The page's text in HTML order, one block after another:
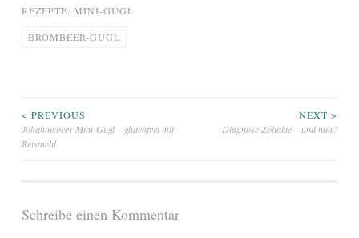
REZEPTE MINI-GUGL
BROMBEER-GUGL
Beitragsnavigation
< PREVIOUS
Johannisbeer-Mini-Gugl – glutenfrei mit
Reismehl
NEXT >
Diagnose Zöliakie – und nun?
Schreibe einen Kommentar